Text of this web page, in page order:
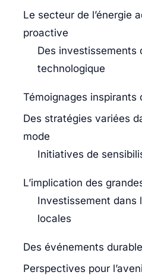
Le secteur de l’énergie
proactive
Des investissements
technologique
Témoignages inspirants
Des stratégies variées
mode
Initiatives de
L’implication des
Investissement dans
locales
Des événements
Perspectives pour